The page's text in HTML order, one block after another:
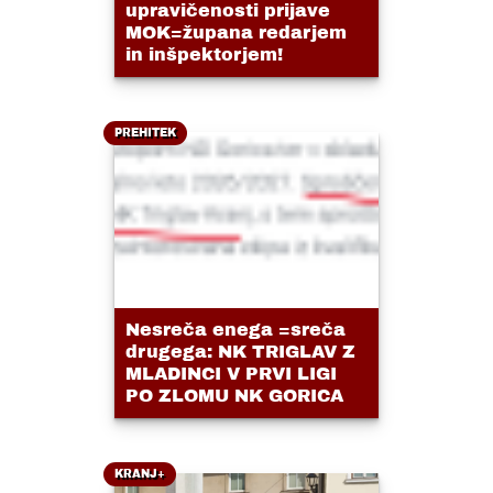
upravičenosti prijave
MOK=župana redarjem
in inšpektorjem!
PREHITEK
Nesreča enega =sreča
drugega: NK TRIGLAV Z
MLADINCI V PRVI LIGI
PO ZLOMU NK GORICA
KRANJ+